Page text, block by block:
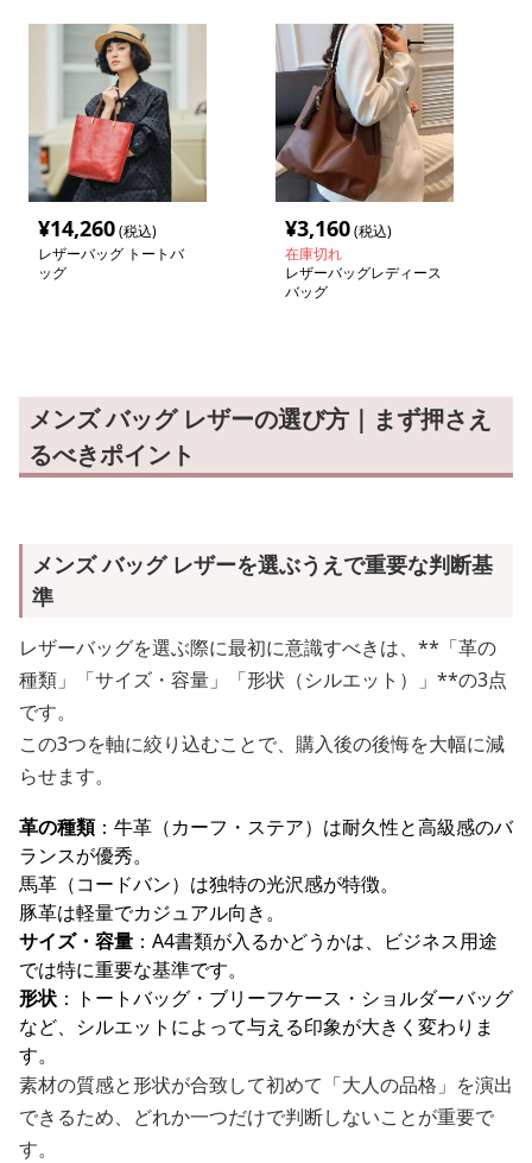
¥14,260(税込)
レザーバッグ トートバ
ッグ
¥3,160(税込)
在庫切れ
レザーバッグレディース
バッグ
メンズ バッグ レザーの選び方｜まず押さえ
るべきポイント
メンズ バッグ レザーを選ぶうえで重要な判断基
準
レザーバッグを選ぶ際に最初に意識すべきは、**「革の
種類」「サイズ・容量」「形状（シルエット）」**の3点
です。
この3つを軸に絞り込むことで、購入後の後悔を大幅に減
らせます。
革の種類：牛革（カーフ・ステア）は耐久性と高級感のバ
ランスが優秀。
馬革（コードバン）は独特の光沢感が特徴。
豚革は軽量でカジュアル向き。
サイズ・容量 ：A4書類が入るかどうかは、ビジネス用途
では特に重要な基準です。
形状 ：トートバッグ・ブリーフケース・ショルダーバッグ
など、シルエットによって与える印象が大きく変わりま
す。
素材の質感と形状が合致して初めて「大人の品格」を演出
できるため、どれか一つだけで判断しないことが重要で
す。